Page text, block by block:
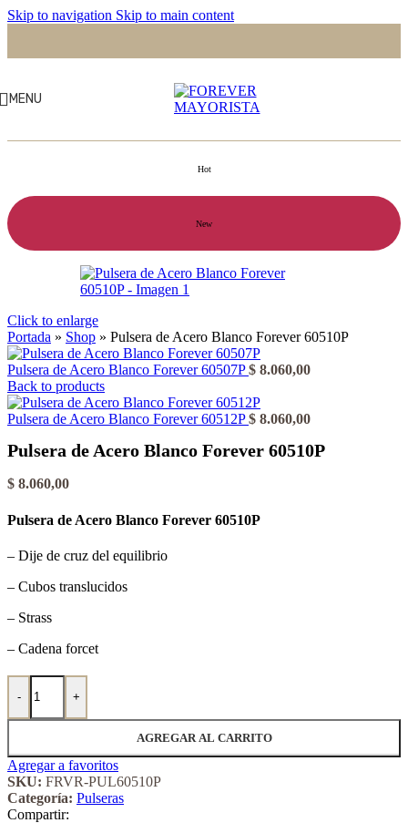
Skip to navigation Skip to main content
MENU
Hot
New
Click to enlarge
Portada » Shop » Pulsera de Acero Blanco Forever 60510P
Pulsera de Acero Blanco Forever 60507P$ 8.060,00
Back to products
Pulsera de Acero Blanco Forever 60512P$ 8.060,00
Pulsera de Acero Blanco Forever 60510P
$ 8.060,00
Pulsera de Acero Blanco Forever 60510P
– Dije de cruz del equilibrio
– Cubos translucidos
– Strass
– Cadena forcet
-
Pulsera de Acero Blanco Forever 60510P cantidad
+
AGREGAR AL CARRITO
Agregar a favoritos
SKU: FRVR-PUL60510P
Categoría: Pulseras
Compartir: